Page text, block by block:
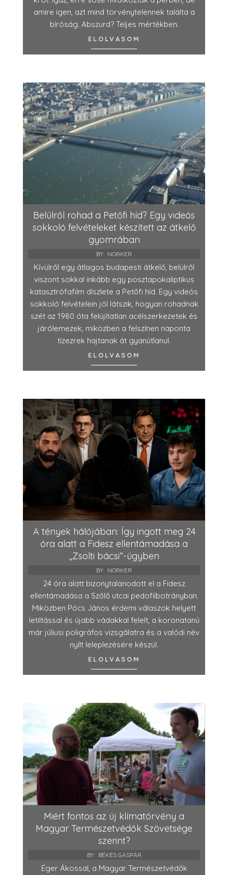
amire igen, azt mind törvénytelennek találta a
bíróság. Abszurd? Teljes mértékben.
ELOLVASOM
Belülről rohad a Petőfi híd? Egy videós
sokkoló felvételeket készített az átkelő
gyomrában
BY: NORKER
Kívülről egy átlagos budapesti átkelő, belülről
viszont sokkal inkább egy posztapokaliptikus
katasztrófafilm díszlete a Petőfi híd. Egy videós
sokkoló felvételein jól látszik, hogyan rohadnak
szét az 1980 óta felújítatlan acélszerkezetek és
járólemezek, miközben a felszínen naponta
tízezrek hajtanak át gyanútlanul.
ELOLVASOM
A tények hálójában: Így ingott meg 24
óra alatt a Fidesz ellentámadása a
„Zsolti bácsi”-ügyben
BY: NORKER
24 óra alatt bizonytalanodott el a Fidesz
ellentámadása a Szőlő utcai pedofilbotrányban.
Miközben Pócs János érdemi válaszok helyett
letiltással és újabb vádakkal felelt, a koronatanú
már júliusi poligráfos vizsgálatra és a valódi név
nyílt leleplezésére készül.
ELOLVASOM
Miért fontos az új klímatörvény a
Magyar Természetvédők Szövetsége
szerint?
BY: BÉKÉS GÁSPÁR
Éger Ákossal, a Magyar Természetvédők